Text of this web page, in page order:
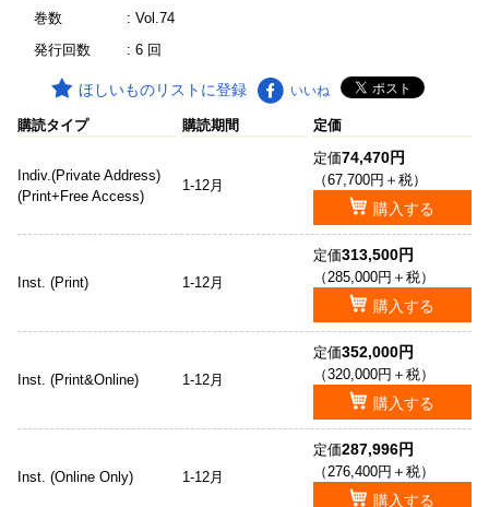
巻数
: Vol.74
発行回数
: 6 回
ほしいものリストに登録 いいね
購読タイプ 購読期間 定価
Indiv.(Private Address)
(Print+Free Access)
1-12月
定価74,470円
（67,700円＋税）
購入する
Inst. (Print) 1-12月
定価313,500円
（285,000円＋税）
購入する
Inst. (Print&Online) 1-12月
定価352,000円
（320,000円＋税）
購入する
Inst. (Online Only) 1-12月
定価287,996円
（276,400円＋税）
購入する